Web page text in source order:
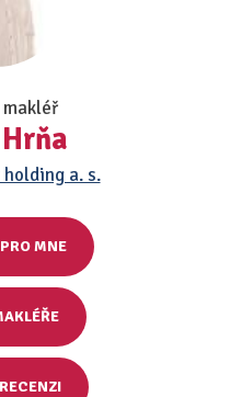
a. s.
MNE